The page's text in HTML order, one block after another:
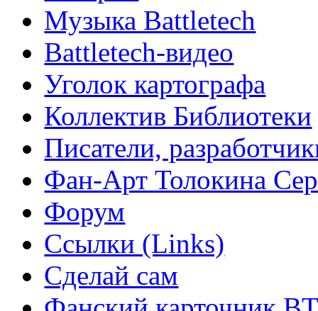
Музыка Battletech
Battletech-видео
Уголок картографа
Коллектив Библиотеки
Писатели,
Фан-Арт Толокина
Форум
Ссылки (Links)
Сделай сам